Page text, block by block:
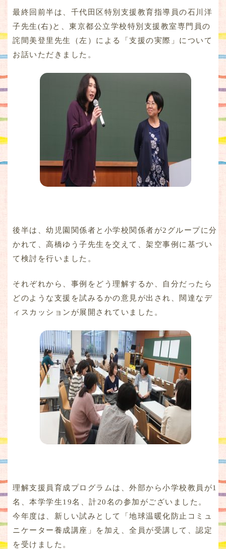
最終回前半は、千代田区特別支援教育指導員の石川洋
子先生(右)と、東京都公立学校特別支援教室専門員の
詫間美登里先生（左）による「支援の実際」について
お話いただきました。
後半は、幼児園関係者と小学校関係者が2グループに分
かれて、高橋ゆう子先生を交えて、架空事例に基づい
て検討を行いました。
それぞれから、事例をどう理解するか、自分だったら
どのような支援を試みるかの意見が出され、闊達なデ
ィスカッションが展開されていました。
理解支援員育成プログラムは、外部から小学校教員が1
名、本学学生19名、計20名の参加がございました。
今年度は、新しい試みとして「地球温暖化防止コミュ
ニケーター養成講座」を加え、全員が受講して、認定
を受けました。